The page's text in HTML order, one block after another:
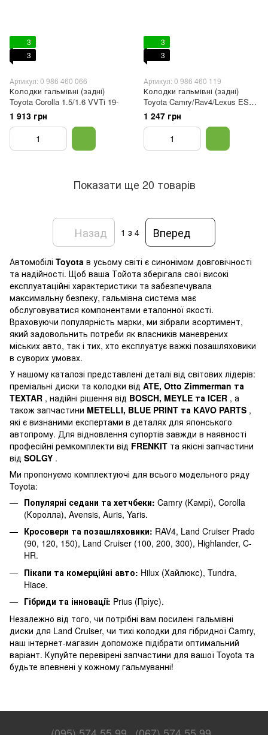
3
3
Артикул: 0 986 460 066
Колодки гальмівні (задні)
Toyota Corolla 1.5/1.6 VVTi 19-
1 913 грн
3
3
Артикул: 0 986 460 119
Колодки гальмівні (задні)
Toyota Camry/Rav4/Lexus ES
06-
1 247 грн
Показати ще 20 товарів
Назад 1 з 4 Вперед
Автомобілі Toyota в усьому світі є синонімом довговічності
та надійності. Щоб ваша Тойота зберігала свої високі
експлуатаційні характеристики та забезпечувала
максимальну безпеку, гальмівна система має
обслуговуватися компонентами еталонної якості.
Враховуючи популярність марки, ми зібрали асортимент,
який задовольнить потреби як власників маневрених
міських авто, так і тих, хто експлуатує важкі позашляховики
в суворих умовах.
У нашому каталозі представлені деталі від світових лідерів:
преміальні диски та колодки від ATE, Otto Zimmerman та
TEXTAR , надійні рішення від BOSCH, MEYLE та ICER , а
також запчастини METELLI, BLUE PRINT та KAVO PARTS ,
які є визнаними експертами в деталях для японського
автопрому. Для відновлення супортів завжди в наявності
професійні ремкомплекти від FRENKIT та якісні запчастини
від SOLGY .
Ми пропонуємо комплектуючі для всього модельного ряду
Toyota:
Популярні седани та хетчбеки: Camry (Камрі), Corolla
(Королла), Avensis, Auris, Yaris.
Кросовери та позашляховики: RAV4, Land Cruiser Prado
(90, 120, 150), Land Cruiser (100, 200, 300), Highlander, C-
HR.
Пікапи та комерційні авто: Hilux (Хайлюкс), Tundra,
Hiace.
Гібриди та інновації: Prius (Пріус).
Незалежно від того, чи потрібні вам посилені гальмівні
диски для Land Cruiser, чи тихі колодки для гібридної Camry,
наш інтернет-магазин допоможе підібрати оптимальний
варіант. Купуйте перевірені запчастини для вашої Toyota та
будьте впевнені у кожному гальмуванні!